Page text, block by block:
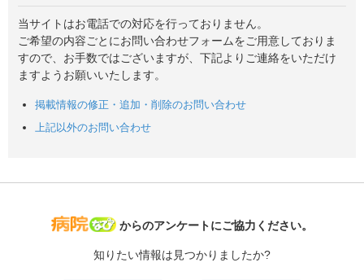
当サイトはお電話での対応を行っておりません。
ご希望の内容ごとにお問い合わせフォームをご用意しておりま
すので、お手数ではございますが、下記よりご連絡をいただけ
ますようお願いいたします。
掲載情報の修正・追加・削除のお問い合わせ
上記以外のお問い合わせ
病院なび
からのアンケートにご協力ください。
知りたい情報は見つかりましたか?